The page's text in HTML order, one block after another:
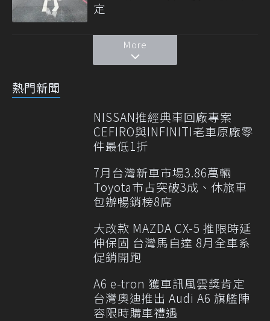
定
More
熱門新聞
NISSAN推經典車回廠專案
CEFIRO與INFINITI老車原廠零
件最低1折
7月台灣新車市場3.86萬輛
Toyota市占突破3成、休旅車
包辦暢銷榜8席
大改款 MAZDA CX-5 推限時延
伸保固 台灣馬自達 8月全車系
促銷開跑
A6 e-tron 獲車訊風雲獎肯定
台灣奧迪推出 Audi A6 旗艦陣
容限時購車禮遇